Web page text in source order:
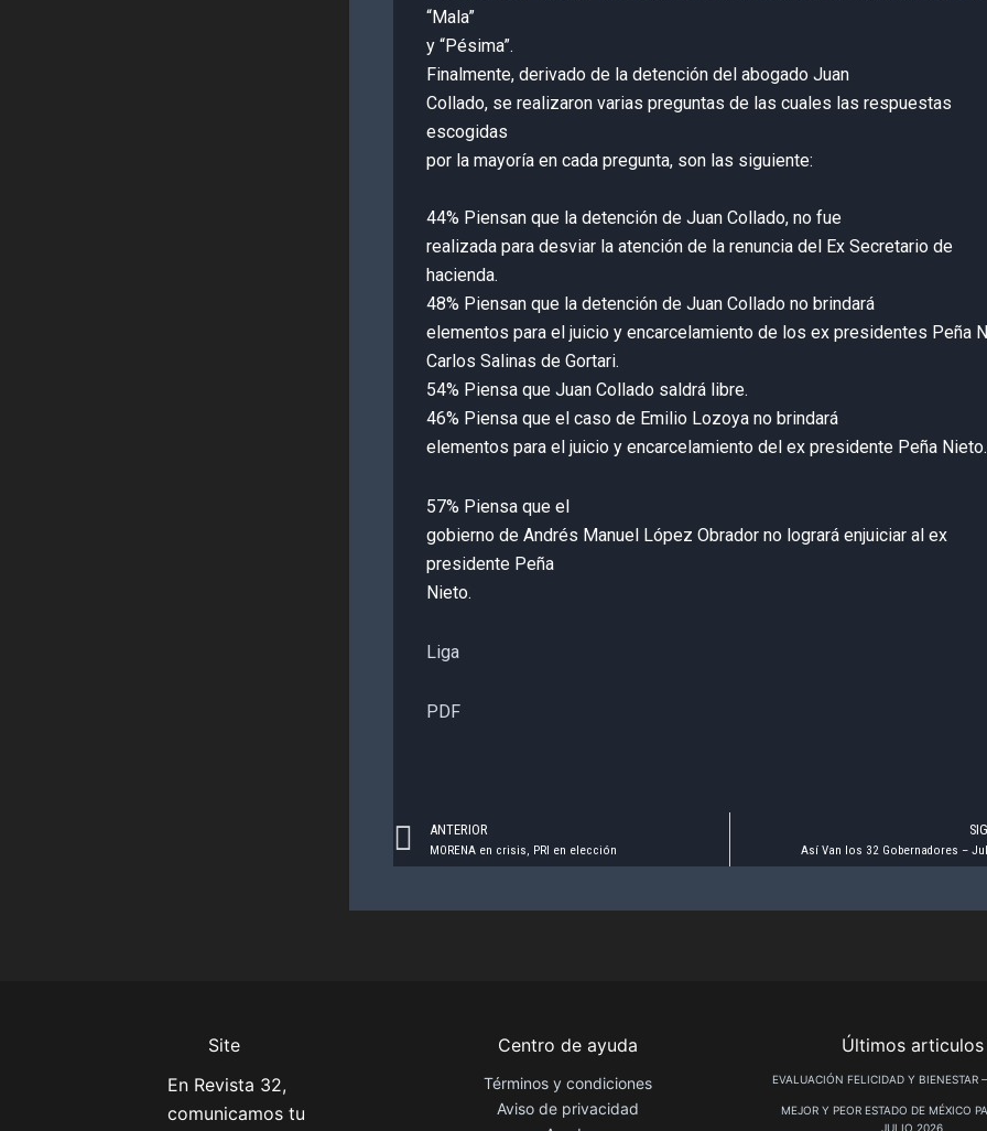
“Mala”
y “Pésima”.
Finalmente, derivado de la detención del abogado Juan
Collado, se realizaron varias preguntas de las cuales las respuestas
escogidas
por la mayoría en cada pregunta, son las siguiente:
44% Piensan que la detención de Juan Collado, no fue
realizada para desviar la atención de la renuncia del Ex Secretario de
hacienda.
48% Piensan que la detención de Juan Collado no brindará
elementos para el juicio y encarcelamiento de los ex presidentes Peña
Carlos Salinas de Gortari.
54% Piensa que Juan Collado saldrá libre.
46% Piensa que el caso de Emilio Lozoya no brindará
elementos para el juicio y encarcelamiento del ex presidente Peña Nieto.
57% Piensa que el
gobierno de Andrés Manuel López Obrador no logrará enjuiciar al ex
presidente Peña
Nieto.
Liga
PDF
Prev
ANTERIOR
MORENA en crisis, PRI en elección Así Van los 32 Gobernadores –
Site
En Revista 32,
comunicamos tu
Centro de ayuda
Términos y condiciones
Aviso de privacidad
Últimos articulos
EVALUACIÓN FELICIDAD Y BIENESTAR
MEJOR Y PEOR ESTADO DE MÉXICO
JULIO 2026